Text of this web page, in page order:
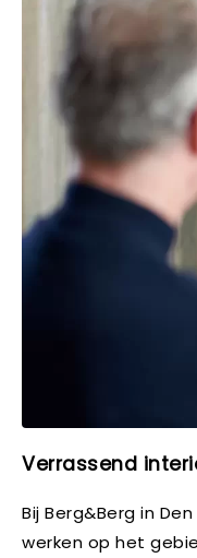
Verrassend
Bij Berg&Berg in
werken op het